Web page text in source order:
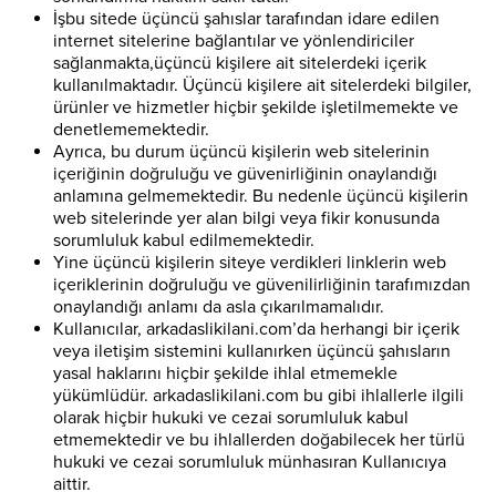
İşbu sitede üçüncü şahıslar tarafından idare edilen
internet sitelerine bağlantılar ve yönlendiriciler
sağlanmakta,üçüncü kişilere ait sitelerdeki içerik
kullanılmaktadır. Üçüncü kişilere ait sitelerdeki bilgiler,
ürünler ve hizmetler hiçbir şekilde işletilmemekte ve
denetlememektedir.
Ayrıca, bu durum üçüncü kişilerin web sitelerinin
içeriğinin doğruluğu ve güvenirliğinin onaylandığı
anlamına gelmemektedir. Bu nedenle üçüncü kişilerin
web sitelerinde yer alan bilgi veya fikir konusunda
sorumluluk kabul edilmemektedir.
Yine üçüncü kişilerin siteye verdikleri linklerin web
içeriklerinin doğruluğu ve güvenilirliğinin tarafımızdan
onaylandığı anlamı da asla çıkarılmamalıdır.
Kullanıcılar, arkadaslikilani.com’da herhangi bir içerik
veya iletişim sistemini kullanırken üçüncü şahısların
yasal haklarını hiçbir şekilde ihlal etmemekle
yükümlüdür. arkadaslikilani.com bu gibi ihlallerle ilgili
olarak hiçbir hukuki ve cezai sorumluluk kabul
etmemektedir ve bu ihlallerden doğabilecek her türlü
hukuki ve cezai sorumluluk münhasıran Kullanıcıya
aittir.